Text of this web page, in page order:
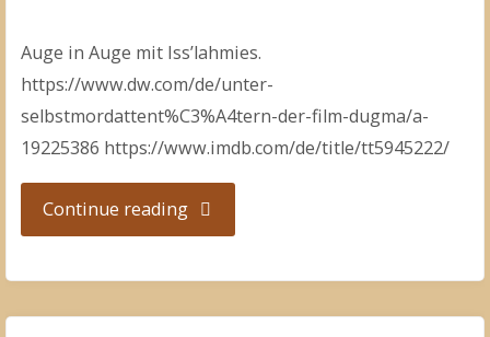
Auge in Auge mit Iss’lahmies.
https://www.dw.com/de/unter-
selbstmordattent%C3%A4tern-der-film-dugma/a-
19225386 https://www.imdb.com/de/title/tt5945222/
Continue reading"Dugma
The